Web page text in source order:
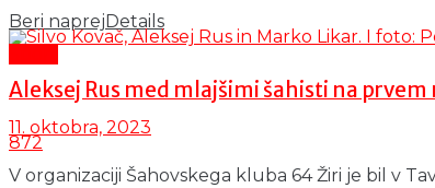
Beri naprejDetails
Aleksej Rus med mlajšimi šahisti na prvem
11. oktobra, 2023
872
V organizaciji Šahovskega kluba 64 Žiri je bil v